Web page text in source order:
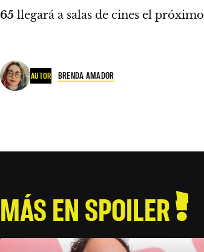
65 llegará a salas de cines el próximo
AUTOR BRENDA AMADOR
MÁS EN SPOILER